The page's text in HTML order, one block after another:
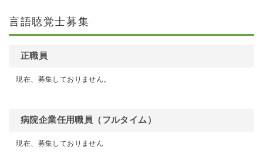
言語聴覚士募集
正職員
現在、募集しておりません。
病院企業任用職員（フルタイム）
現在、募集しておりません